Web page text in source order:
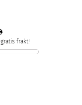
frakt!